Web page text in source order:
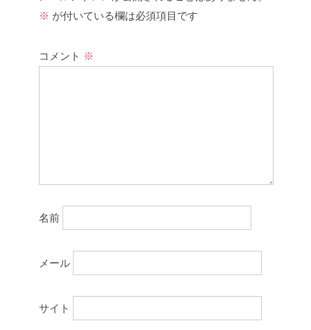
※ が付いている欄は必須項目です
コメント ※
名前
メール
サイト